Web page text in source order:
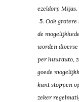
ezeldorp Mijas.
5. Ook grotere
de
worden
per huurauto,
goede
kunt stoppen
zeker